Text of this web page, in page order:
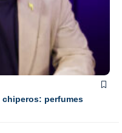
perfumes